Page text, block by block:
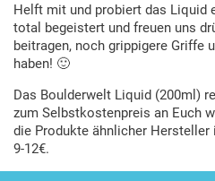
Helft mit und probiert das Liquid
total begeistert und freuen uns
beitragen, noch grippigere Griffe
haben! 🙂
Das Boulderwelt Liquid (200ml)
zum Selbstkostenpreis an Euch
die Produkte ähnlicher
9-12€.